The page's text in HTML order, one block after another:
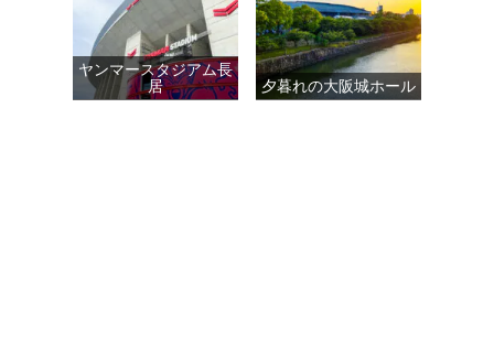
ヤンマースタジアム長
居
夕暮れの大阪城ホール